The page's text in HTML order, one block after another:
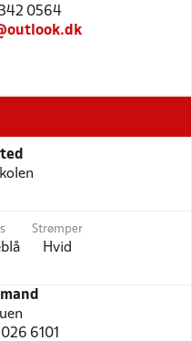
0564
Strømper
Hvid
6101